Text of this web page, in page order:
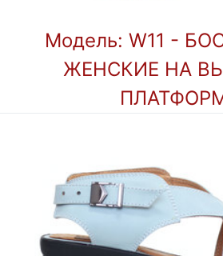
Модель: W11 -
ЖЕНСКИЕ НА